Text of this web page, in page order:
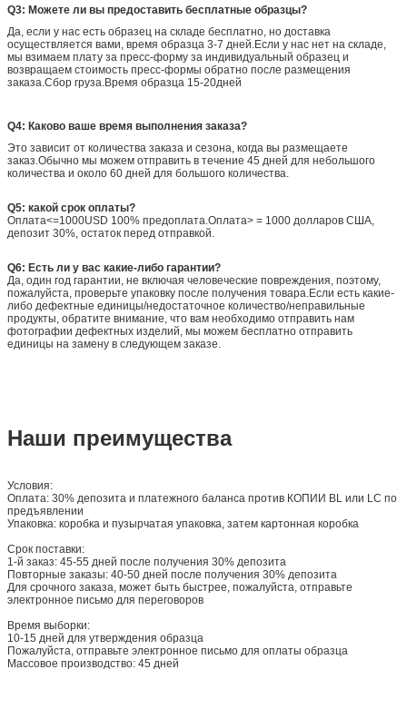
Q3: Можете ли вы предоставить бесплатные образцы?
Да, если у нас есть образец на складе бесплатно, но доставка
осуществляется вами, время образца 3-7 дней.Если у нас нет на складе,
мы взимаем плату за пресс-форму за индивидуальный образец и
возвращаем стоимость пресс-формы обратно после размещения
заказа.Сбор груза.Время образца 15-20дней
Q4: Каково ваше время выполнения заказа?
Это зависит от количества заказа и сезона, когда вы размещаете
заказ.Обычно мы можем отправить в течение 45 дней для небольшого
количества и около 60 дней для большого количества.
Q5: какой срок оплаты?
Оплата<=1000USD 100% предоплата.Оплата> = 1000 долларов США,
депозит 30%, остаток перед отправкой.
Q6: Есть ли у вас какие-либо гарантии?
Да, один год гарантии, не включая человеческие повреждения, поэтому,
пожалуйста, проверьте упаковку после получения товара.Если есть какие-
либо дефектные единицы/недостаточное количество/неправильные
продукты, обратите внимание, что вам необходимо отправить нам
фотографии дефектных изделий, мы можем бесплатно отправить
единицы на замену в следующем заказе.
Наши преимущества
Условия:
Оплата: 30% депозита и платежного баланса против КОПИИ BL или LC по
предъявлении
Упаковка: коробка и пузырчатая упаковка, затем картонная коробка
Срок поставки:
1-й заказ: 45-55 дней после получения 30% депозита
Повторные заказы: 40-50 дней после получения 30% депозита
Для срочного заказа, может быть быстрее, пожалуйста, отправьте
электронное письмо для переговоров
Время выборки:
10-15 дней для утверждения образца
Пожалуйста, отправьте электронное письмо для оплаты образца
Массовое производство: 45 дней